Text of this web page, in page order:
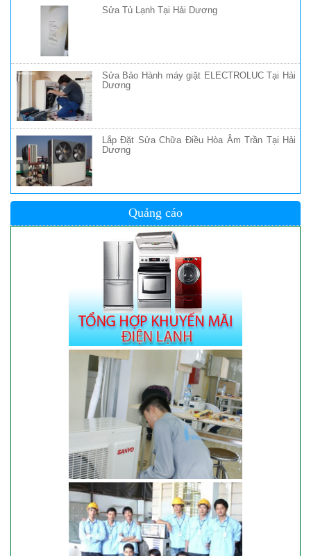
Sửa Tủ Lạnh Tại Hải Dương
Sửa Bảo Hành máy giặt ELECTROLUC Tại Hải
Dương
Lắp Đặt Sửa Chữa Điều Hòa Âm Trần Tại Hải
Dương
Quảng cáo